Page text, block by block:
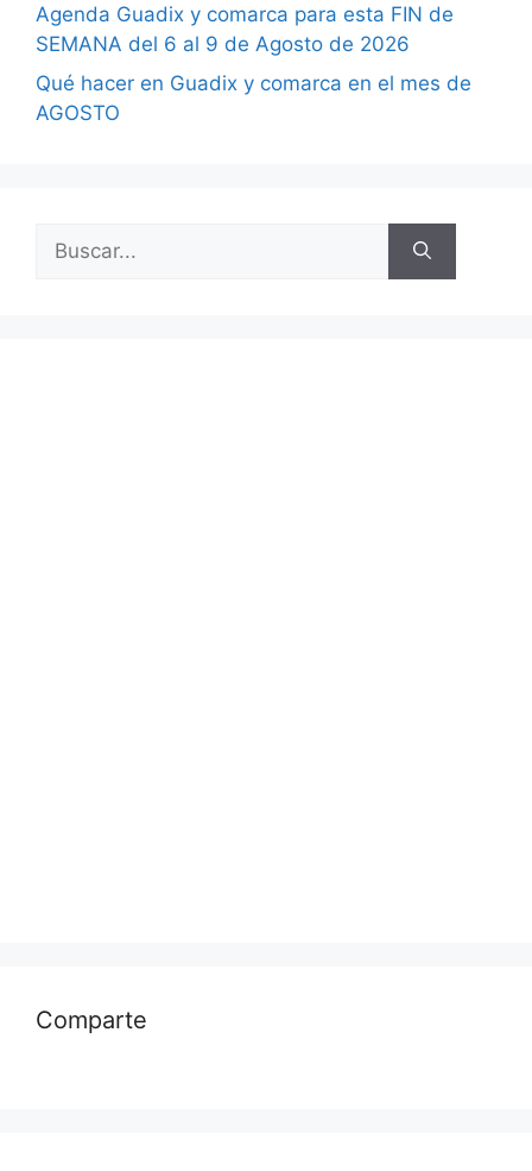
Agenda Guadix y comarca para esta FIN de
SEMANA del 6 al 9 de Agosto de 2026
Qué hacer en Guadix y comarca en el mes de
AGOSTO
Buscar:
Comparte